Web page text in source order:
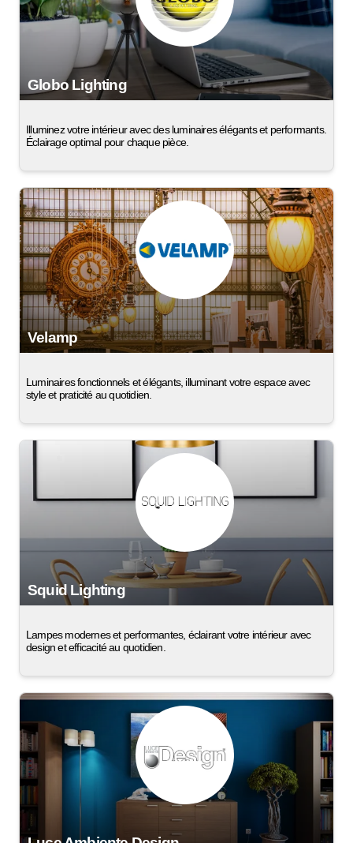
Globo Lighting
Illuminez votre intérieur avec des luminaires élégants et performants.
Éclairage optimal pour chaque pièce.
Velamp
Luminaires fonctionnels et élégants, illuminant votre espace avec
style et praticité au quotidien.
Squid Lighting
Lampes modernes et performantes, éclairant votre intérieur avec
design et efficacité au quotidien.